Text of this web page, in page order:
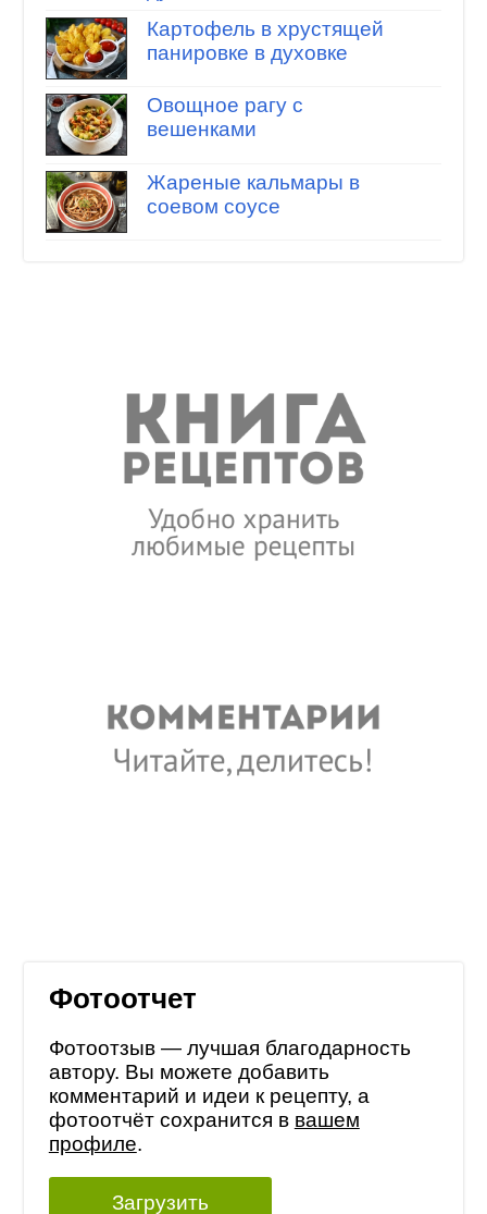
Картофель в хрустящей
панировке в духовке
Овощное рагу с
вешенками
Жареные кальмары в
соевом соусе
Фотоотчет
Фотоотзыв — лучшая благодарность
автору. Вы можете добавить
комментарий и идеи к рецепту, а
фотоотчёт сохранится в вашем
профиле.
Загрузить